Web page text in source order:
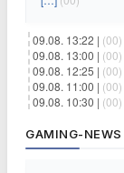
09.08. 13:22 | (00)
09.08. 13:00 | (00)
09.08. 12:25 | (00)
09.08. 11:00 | (00)
09.08. 10:30 | (00)
GAMING-NEWS